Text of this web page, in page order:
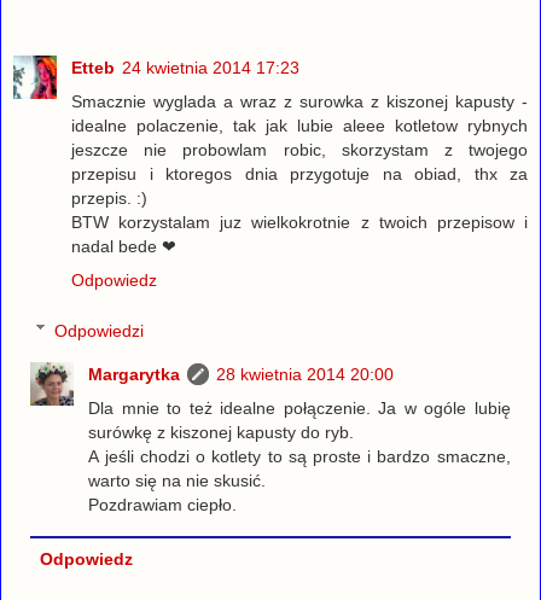
Etteb 24 kwietnia 2014 17:23
Smacznie wyglada a wraz z surowka z kiszonej kapusty -
idealne polaczenie, tak jak lubie aleee kotletow rybnych
jeszcze nie probowlam robic, skorzystam z twojego
przepisu i ktoregos dnia przygotuje na obiad, thx za
przepis. :)
BTW korzystalam juz wielkokrotnie z twoich przepisow i
nadal bede ❤
Odpowiedz
Odpowiedzi
Margarytka
28 kwietnia 2014 20:00
Dla mnie to też idealne połączenie. Ja w ogóle lubię
surówkę z kiszonej kapusty do ryb.
A jeśli chodzi o kotlety to są proste i bardzo smaczne,
warto się na nie skusić.
Pozdrawiam ciepło.
Odpowiedz